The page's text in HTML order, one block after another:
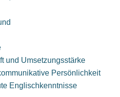
und Umsetzungsstärke
Persönlichkeit
Englischkenntnisse